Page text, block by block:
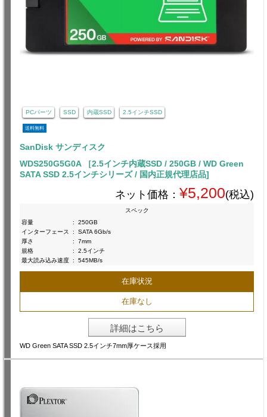
PCパーツ SSD 内蔵SSD 2.5インチSSD
送料無料
SanDisk サンディスク
WDS250G5G0A ［2.5インチ内蔵SSD / 250GB / WD Green
SATA SSD 2.5インチシリーズ / 国内正規代理店品]
ネット価格： ¥5,200(税込)
スペック
容量
:
250GB
インターフェース
:
SATA 6Gb/s
厚さ
:
7mm
規格
:
2.5インチ
最大読み込み速度 : 545MB/s
在庫状況
在庫なし
詳細はこちら
WD Green SATA SSD 2.5インチ7mm厚ケース採用